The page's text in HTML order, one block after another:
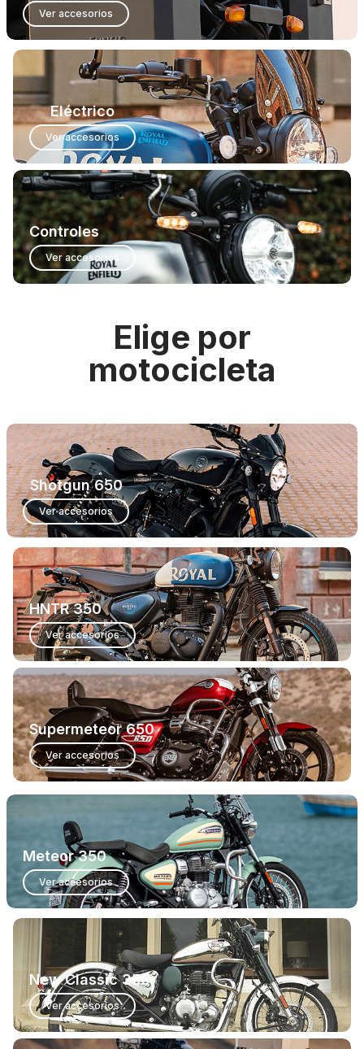
Ver accesorios
Eléctrico
Ver accesorios
Controles
Ver accesorios
Elige por
motocicleta
Shotgun 650
Ver accesorios
HNTR 350
Ver accesorios
Supermeteor 650
Ver accesorios
Meteor 350
Ver accesorios
New Classic 350
Ver accesorios